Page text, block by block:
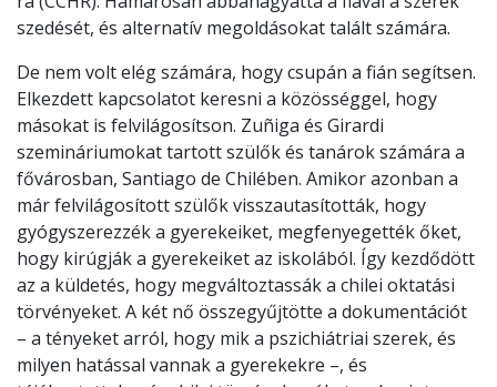
szedését, és alternatív megoldásokat talált számára.
De nem volt elég számára, hogy csupán a fián segítsen.
Elkezdett kapcsolatot keresni a közösséggel, hogy
másokat is felvilágosítson. Zuñiga és Girardi
szemináriumokat tartott szülők és tanárok számára a
fővárosban, Santiago de Chilében. Amikor azonban a
már felvilágosított szülők visszautasították, hogy
gyógyszerezzék a gyerekeiket, megfenyegették őket,
hogy kirúgják a gyerekeiket az iskolából. Így kezdődött
az a küldetés, hogy megváltoztassák a chilei oktatási
törvényeket. A két nő összegyűjtötte a dokumentációt
– a tényeket arról, hogy mik a pszichiátriai szerek, és
milyen hatással vannak a gyerekekre –, és